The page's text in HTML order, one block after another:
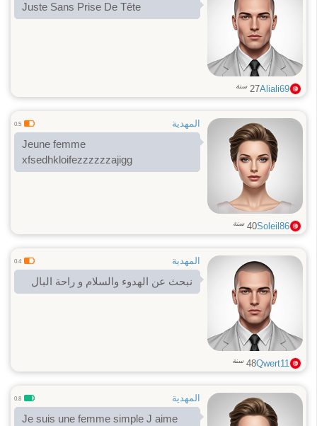
Juste Sans Prise De Tête
Aliali69
27 سنة
المهدية 0.5
Jeune femme
xfsedhkloifezzzzzzajigg
Soleil86
40 سنة
المهدية 0.4
نبحث عن الهدوء والسلام و راحة البال
Qwert11
48 سنة
المهدية 0.8
Je suis une femme simple J aime